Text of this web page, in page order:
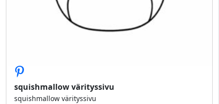
squishmallow värityssivu
squishmallow värityssivu